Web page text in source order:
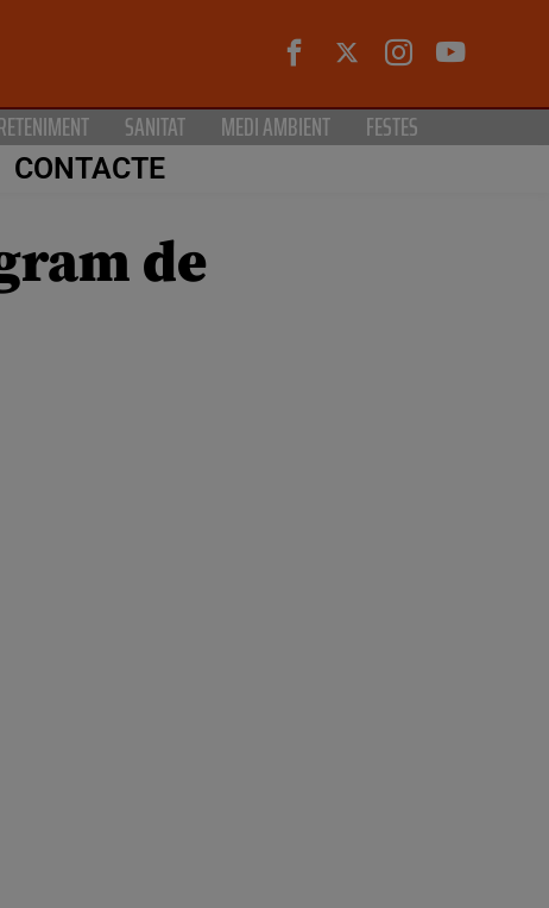
SANITAT MEDI AMBIENT FESTES
CONTACTE
de